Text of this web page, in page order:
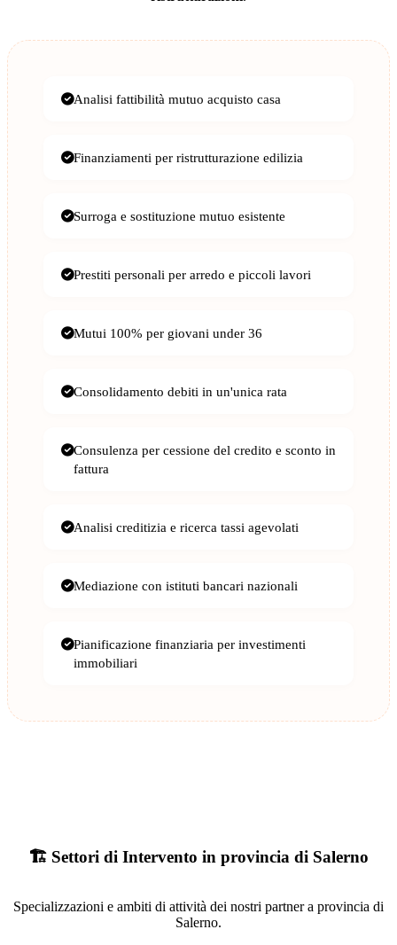
Analisi fattibilità mutuo acquisto casa
Finanziamenti per ristrutturazione edilizia
Surroga e sostituzione mutuo esistente
Prestiti personali per arredo e piccoli lavori
Mutui 100% per giovani under 36
Consolidamento debiti in un'unica rata
Consulenza per cessione del credito e sconto in
fattura
Analisi creditizia e ricerca tassi agevolati
Mediazione con istituti bancari nazionali
Pianificazione finanziaria per investimenti
immobiliari
🏗️ Settori di Intervento in provincia di Salerno
Specializzazioni e ambiti di attività dei nostri partner a provincia di
Salerno.